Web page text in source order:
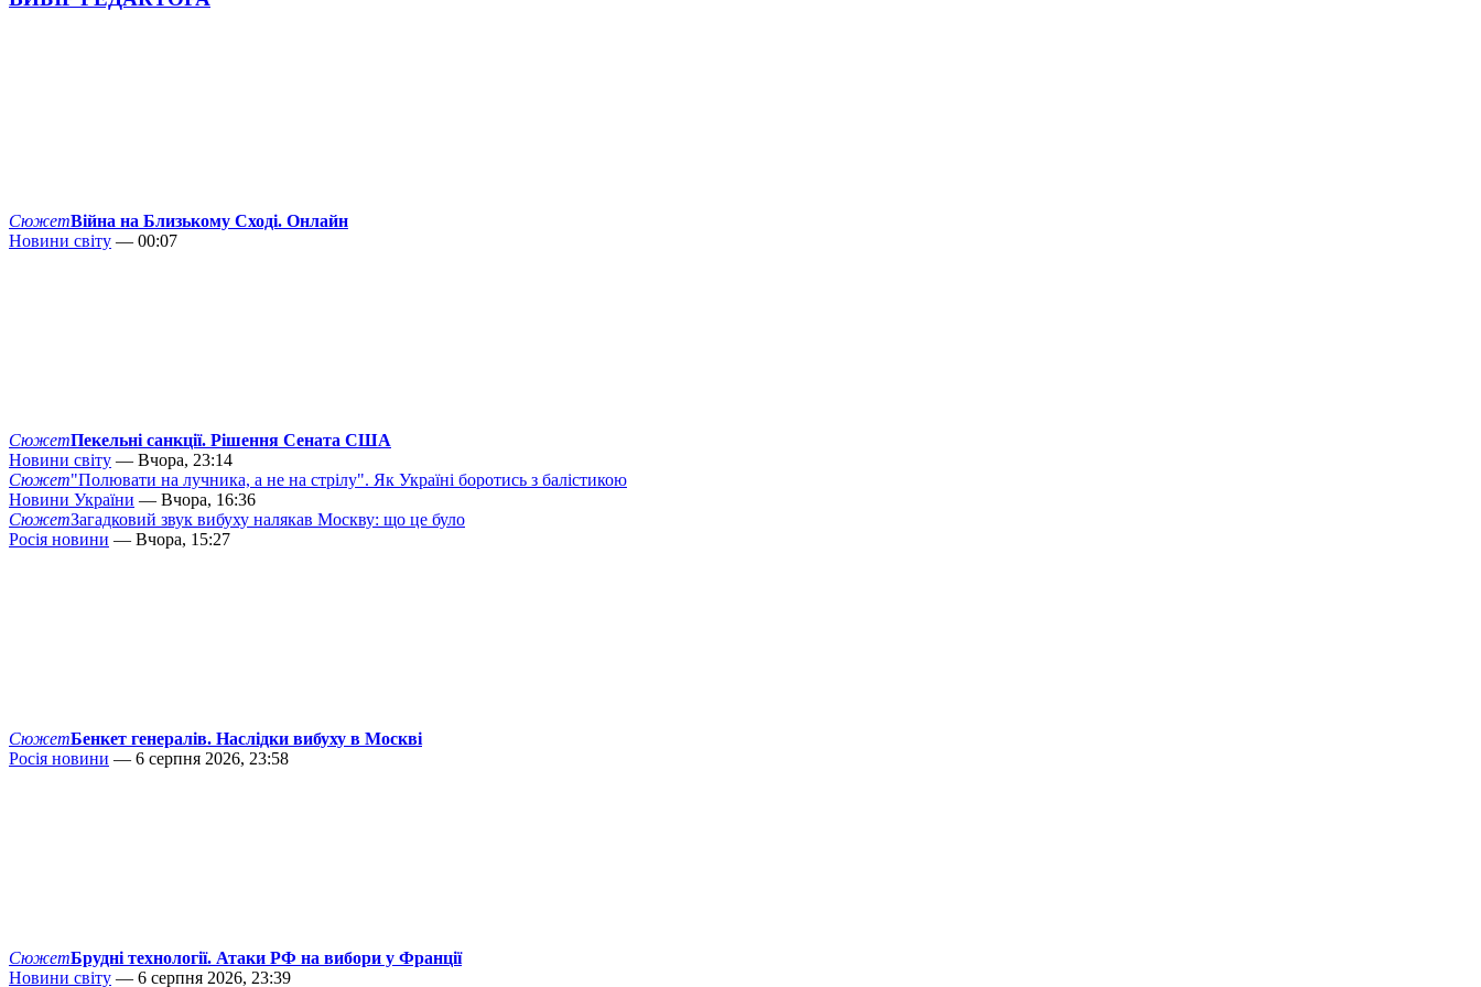
СюжетВійна на Близькому Сході. Онлайн
Новини світу — 00:07
СюжетПекельні санкції. Рішення Сената США
Новини світу — Вчора, 23:14
Сюжет"Полювати на лучника, а не на стрілу". Як Україні боротись з балістикою
Новини України — Вчора, 16:36
СюжетЗагадковий звук вибуху налякав Москву: що це було
Росія новини — Вчора, 15:27
СюжетБенкет генералів. Наслідки вибуху в Москві
Росія новини — 6 серпня 2026, 23:58
СюжетБрудні технології. Атаки РФ на вибори у Франції
Новини світу — 6 серпня 2026, 23:39